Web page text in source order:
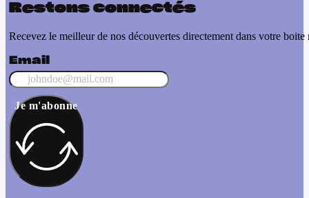
Restons connectés
Recevez le meilleur de nos découvertes directement dans votre boite
Email
Je m'abonne